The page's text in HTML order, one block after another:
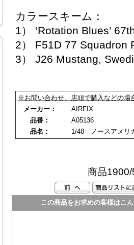
カラースキーム：
1） ‘Rotation Blues’
2） F51D 77 Squadron
3） J26 Mustang,
※お問い合わせ、店頭で購入などの場
メーカー：
AIRFIX
品番：
A05136
品名：
1/48 ノースアメリ
商品
この商品をお求めの客様はこ